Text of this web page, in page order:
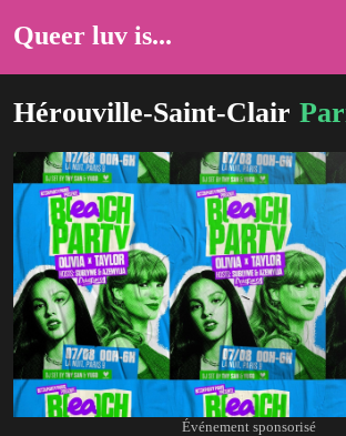
Queer luv is...
Hérouville-Saint-Clair
Événement sponsorisé